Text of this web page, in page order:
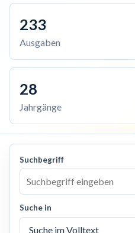
233
Ausgaben
28
Jahrgänge
Suchbegriff
Suche in